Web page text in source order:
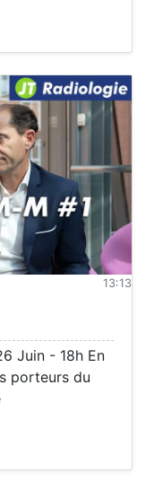
13:13
Juin - 18h En
porteurs du